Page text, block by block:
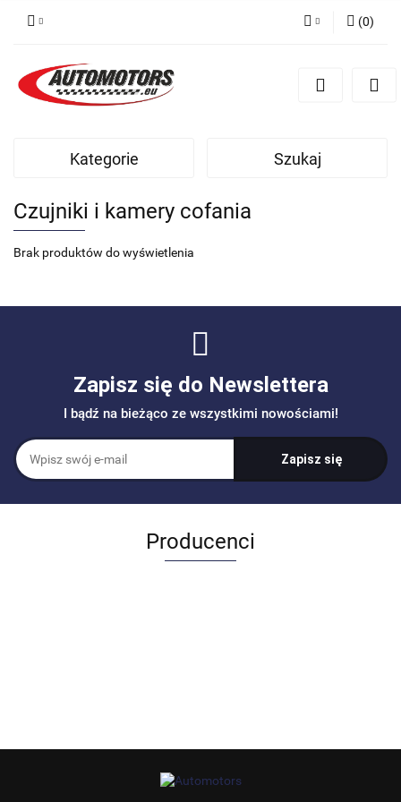
Zarejestruj się
(0)
Kategorie Szukaj
Czujniki i kamery cofania
Brak produktów do wyświetlenia
Zapisz się do Newslettera
I bądź na bieżąco ze wszystkimi nowościami!
Producenci